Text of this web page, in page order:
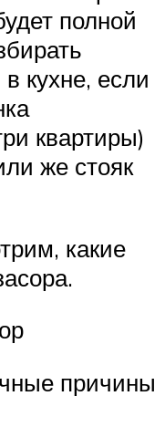
полной
кухне, если
квартиры)
же стояк
какие
причины